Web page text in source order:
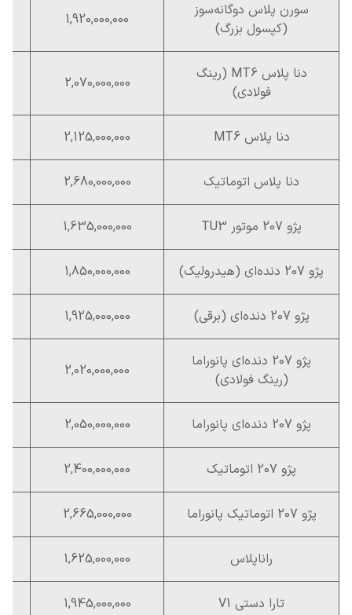
سورن پلاس دوگانه‌سوز
(کپسول بزرگ)
1,920,000,000
دنا پلاس MT6 (رینگ
فولادی)
2,070,000,000
دنا پلاس MT6 2,125,000,000
دنا پلاس اتوماتیک 2,680,000,000
پژو 207 موتور TU3 1,635,000,000
پژو 207 دنده‌ای (هیدرولیک) 1,850,000,000
پژو 207 دنده‌ای (برقی) 1,925,000,000
پژو 207 دنده‌ای پانوراما
(رینگ فولادی)
2,020,000,000
پژو 207 دنده‌ای پانوراما 2,050,000,000
پژو 207 اتوماتیک 2,400,000,000
پژو 207 اتوماتیک پانوراما 2,665,000,000
راناپلاس 1,625,000,000
تارا دستی V1 1,945,000,000